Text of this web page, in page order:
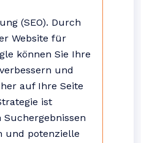
(SEO). Durch
Website für
können Sie Ihre
und
auf Ihre Seite
ist
und potenzielle